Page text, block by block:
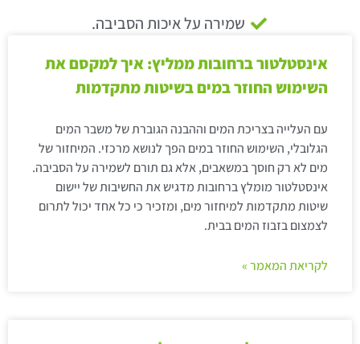
שמירה על איכות הסביבה.
אינסטלטור ברחובות ממליץ: איך למקסם את
השימוש החוזר במים בשיטות מתקדמות
עם העלייה בצריכת המים וההבנה הגוברת של משבר המים
הגלובלי, השימוש החוזר במים הפך לנושא מרכזי. המיחזור של
מים לא רק חוסך במשאבים, אלא גם תורם לשמירה על הסביבה.
אינסטלטור מומלץ ברחובות מדגיש את החשיבות של יישום
שיטות מתקדמות למיחזור מים, ומזכיר כי כל אחד יכול לתרום
לצמצום בזבוז המים בבית.
לקריאת המאמר »